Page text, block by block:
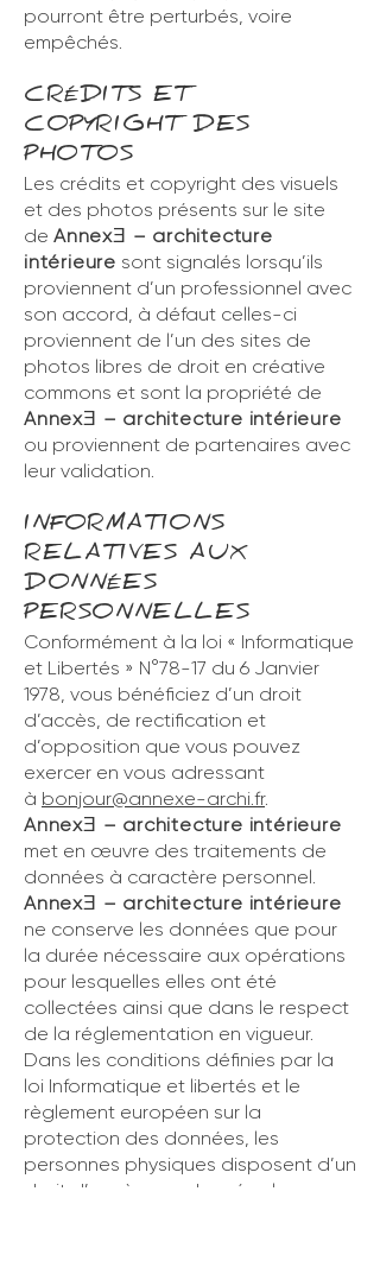
pourront être perturbés, voire
empêchés.
CRÉDITS ET
COPYRIGHT DES
PHOTOS
Les crédits et copyright des visuels
et des photos présents sur le site
de AnnexƎ – architecture
intérieure sont signalés lorsqu’ils
proviennent d’un professionnel avec
son accord, à défaut celles-ci
proviennent de l’un des sites de
photos libres de droit en créative
commons et sont la propriété de
AnnexƎ – architecture intérieure
ou proviennent de partenaires avec
leur validation.
INFORMATIONS
RELATIVES AUX
DONNÉES
PERSONNELLES
Conformément à la loi « Informatique
et Libertés » N°78-17 du 6 Janvier
1978, vous bénéficiez d’un droit
d’accès, de rectification et
d’opposition que vous pouvez
exercer en vous adressant
à bonjour@annexe-archi.fr.
AnnexƎ – architecture intérieure
met en œuvre des traitements de
données à caractère personnel.
AnnexƎ – architecture intérieure
ne conserve les données que pour
la durée nécessaire aux opérations
pour lesquelles elles ont été
collectées ainsi que dans le respect
de la réglementation en vigueur.
Dans les conditions définies par la
loi Informatique et libertés et le
règlement européen sur la
protection des données, les
personnes physiques disposent d’un
droit d’accès aux données les